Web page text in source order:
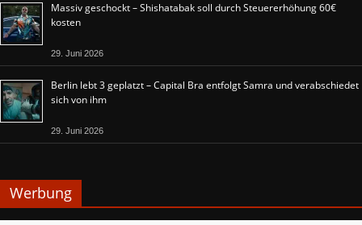
Massiv geschockt – Shishatabak soll durch Steuererhöhung 60€
kosten
29. Juni 2026
Berlin lebt 3 geplatzt – Capital Bra entfolgt Samra und verabschiedet
sich von ihm
29. Juni 2026
Werbung